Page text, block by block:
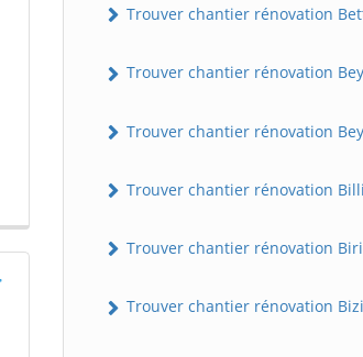
Trouver chantier rénovation
Trouver chantier rénovation Bey
Trouver chantier rénovation
Trouver chantier rénovation
Trouver chantier rénovation
Trouver chantier rénovation